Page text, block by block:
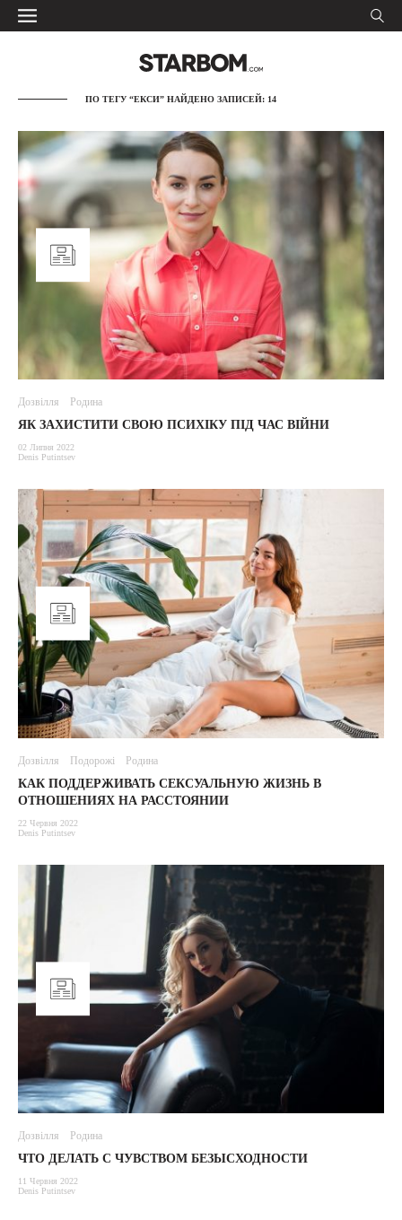
ПО ТЕГУ “ЕКСИ” НАЙДЕНО ЗАПИСЕЙ: 14
Дозвілля Родина
ЯК ЗАХИСТИТИ СВОЮ ПСИХІКУ ПІД ЧАС ВІЙНИ
02 Липня 2022
Denis Putintsev
Дозвілля Подорожі Родина
КАК ПОДДЕРЖИВАТЬ СЕКСУАЛЬНУЮ ЖИЗНЬ В
ОТНОШЕНИЯХ НА РАССТОЯНИИ
22 Червня 2022
Denis Putintsev
Дозвілля Родина
ЧТО ДЕЛАТЬ С ЧУВСТВОМ БЕЗЫСХОДНОСТИ
11 Червня 2022
Denis Putintsev